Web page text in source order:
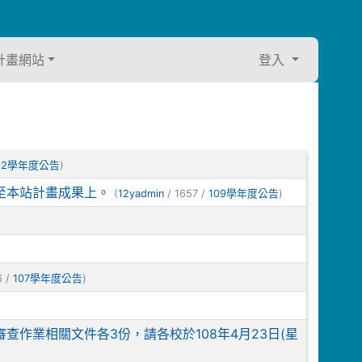
畫網站 登入
學年度公告)
站計畫成果上。 (12yadmin / 1657 /109學年度公告)
/107學年度公告)
作業相關文件各3份，請各校於108年4月23日(星